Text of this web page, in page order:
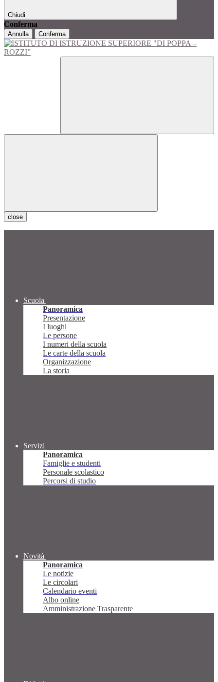
Chiudi
Conferma
Annulla Conferma
close
Scuola
Panoramica
Presentazione
I luoghi
Le persone
I numeri della scuola
Le carte della scuola
Organizzazione
La storia
Servizi
Panoramica
Famiglie e studenti
Personale scolastico
Percorsi di studio
Novità
Panoramica
Le notizie
Le circolari
Calendario eventi
Albo online
Amministrazione Trasparente